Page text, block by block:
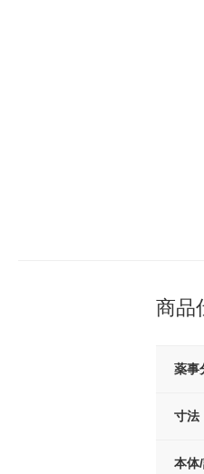
商品
薬事
寸法
本体